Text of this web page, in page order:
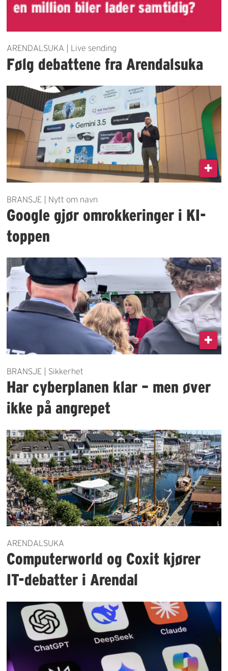
ARENDALSUKA | Live sending
Følg debattene fra Arendalsuka
BRANSJE | Nytt om navn
Google gjør omrokkeringer i KI-
toppen
BRANSJE | Sikkerhet
Har cyberplanen klar – men øver
ikke på angrepet
ARENDALSUKA
Computerworld og Coxit kjører
IT-debatter i Arendal